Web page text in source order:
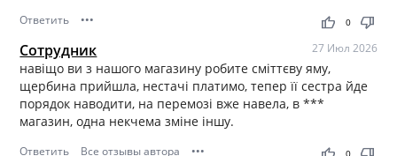
Ответить ••• thumb_up thumb_down
0
Сотрудник 27 Июл 2026
навіщо ви з нашого магазину робите сміттєву яму,
щербина прийшла, нестачі платимо, тепер її сестра йде
порядок наводити, на перемозі вже навела, в ***
магазин, одна некчема зміне іншу.
Ответить Все отзывы автора ••• 0